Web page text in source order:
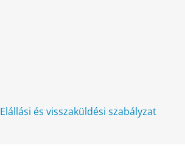
Elállási és visszaküldési szabályzat